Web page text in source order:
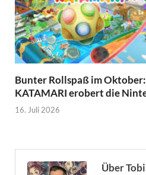
Bunter Rollspaß im
KATAMARI erobert die
16. Juli 2026
Über